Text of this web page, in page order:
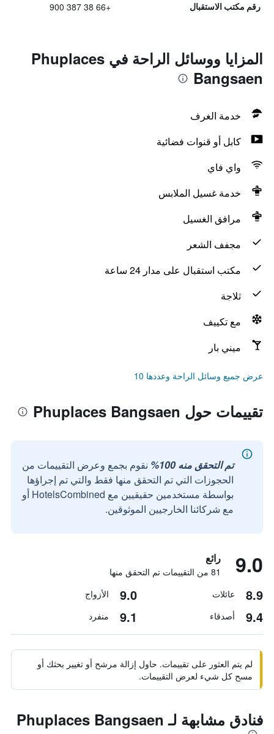
رقم مكتب الاستقبال +66 38 387 900
المزايا ووسائل الراحة في Phuplaces
Bangsaen
خدمة الغرف
كابل أو قنوات فضائية
واي فاي
خدمة غسيل الملابس
مرافق الغسيل
مجفف الشعر
مكتب استقبال على مدار 24 ساعة
ثلاجة
مع تكييف
ميني بار
عرض جميع وسائل الراحة وعددها 10
تقييمات حول Phuplaces Bangsaen
تم التحقق منه 100%
نقوم بجمع وعرض التقييمات من
الحجوزات التي تم التحقق منها فقط والتي تم إجراؤها
بواسطة مستخدمين حقيقيين مع HotelsCombined أو
مع شركائنا الخارجيين الموثوقين.
9.0 رائع
81 من التقييمات تم التحقق منها
8.9 عائلات 9.0 الأزواج
9.4 أصدقاء 9.1 منفرد
لم يتم العثور على تقييمات. حاول إزالة مرشح أو تغيير بحثك أو
مسح كل شيء لعرض التقييمات.
فنادق مشابهة لـ Phuplaces Bangsaen